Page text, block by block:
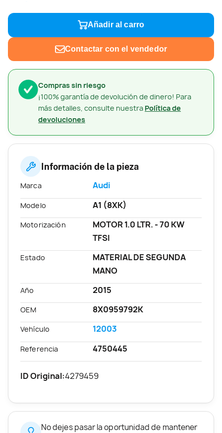
Compras sin riesgo
¡100% garantía de devolución de dinero! Para
más detalles, consulte nuestra Política de
devoluciones
Añadir al carro
Contactar con el vendedor
Información de la pieza
Marca Audi
Modelo A1 (8XK)
Motorización
MOTOR 1.0 LTR. - 70 KW
TFSI
Estado
MATERIAL DE SEGUNDA
MANO
Año 2015
OEM 8X0959792K
Vehículo 12003
Referencia 4750445
ID Original:4279459
No dejes pasar la oportunidad de mantener